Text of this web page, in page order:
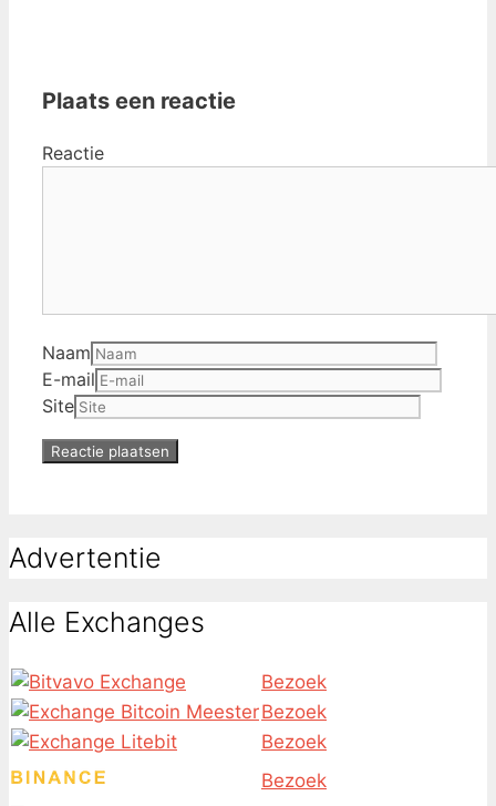
Plaats een reactie
Reactie
Naam
E-mail
Site
Advertentie
Alle Exchanges
Bezoek
Bezoek
Bezoek
Bezoek